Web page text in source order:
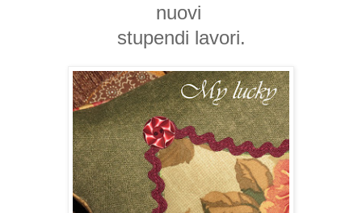
nuovi
stupendi lavori.